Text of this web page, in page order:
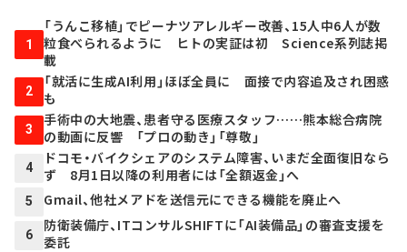
1
「うんこ移植」でピーナツアレルギー改善、15人中6人が数
粒食べられるように ヒトの実証は初 Science系列誌掲
載
2
「就活に生成AI利用」ほぼ全員に 面接で内容追及され困惑
も
3
手術中の大地震、患者守る医療スタッフ……熊本総合病院
の動画に反響 「プロの動き」「尊敬」
4
ドコモ・バイクシェアのシステム障害、いまだ全面復旧なら
ず 8月1日以降の利用者には「全額返金」へ
5 Gmail、他社メアドを送信元にできる機能を廃止へ
6
防衛装備庁、ITコンサルSHIFTに「AI装備品」の審査支援を
委託